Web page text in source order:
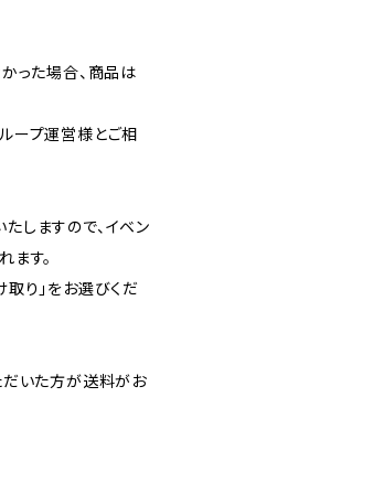
った場合、商品は
ープ運営様とご相
しますので、イベン
す。
り」をお選びくだ
だいた方が送料がお